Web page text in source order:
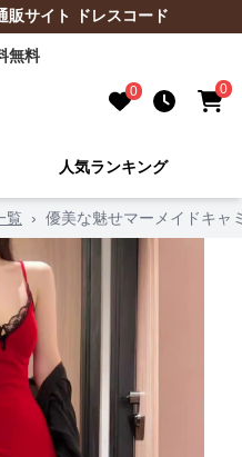
販サイト ドレスコード
無料
0 0
人気ランキング
覧 › 優美な魅せマーメイドキャ